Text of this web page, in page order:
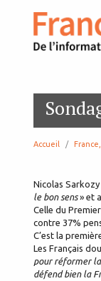
Accueil
Nicolas Sarkozy
le bon sens» et
Celle du
contre 37%
C’est la
Les Français
pour réformer
défend bien la